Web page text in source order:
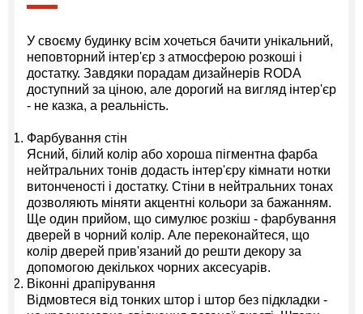
У своєму будинку всім хочеться бачити унікальний,
неповторний інтер'єр з атмосферою розкоші і
достатку. Завдяки порадам дизайнерів RODA
доступний за ціною, але дорогий на вигляд інтер'єр
- не казка, а реальність.
Фарбування стін
Ясний, білий колір або хороша пігментна фарба
нейтральних тонів додасть інтер'єру кімнати нотки
витонченості і достатку. Стіни в нейтральних тонах
дозволяють міняти акцентні кольори за бажанням.
Ще один прийом, що симулює розкіш - фарбування
дверей в чорний колір. Але переконайтеся, що
колір дверей прив'язаний до решти декору за
допомогою декількох чорних аксесуарів.
Віконні драпірування
Відмовтеся від тонких штор і штор без підкладки -